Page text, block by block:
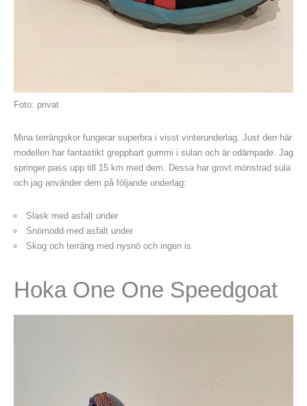
Foto: privat
Mina terrängskor fungerar superbra i visst vinterunderlag. Just den här
modellen har fantastikt greppbart gummi i sulan och är odämpade. Jag
springer pass upp till 15 km med dem. Dessa har grovt mönstrad sula
och jag använder dem på följande underlag:
Slask med asfalt under
Snömodd med asfalt under
Skog och terräng med nysnö och ingen is
Hoka One One Speedgoat